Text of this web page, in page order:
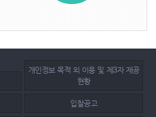
개인정보 목적 외 이용 및 제3자 제공
현황
입찰공고